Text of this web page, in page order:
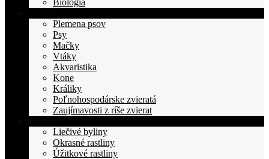
Biológia
Plemena psov
Psy
Mačky
Vtáky
Akvaristika
Kone
Králiky
Poľnohospodárske zvieratá
Zaujímavosti z ríše zvierat
Liečivé byliny
Okrasné rastliny
Úžitkové rastliny